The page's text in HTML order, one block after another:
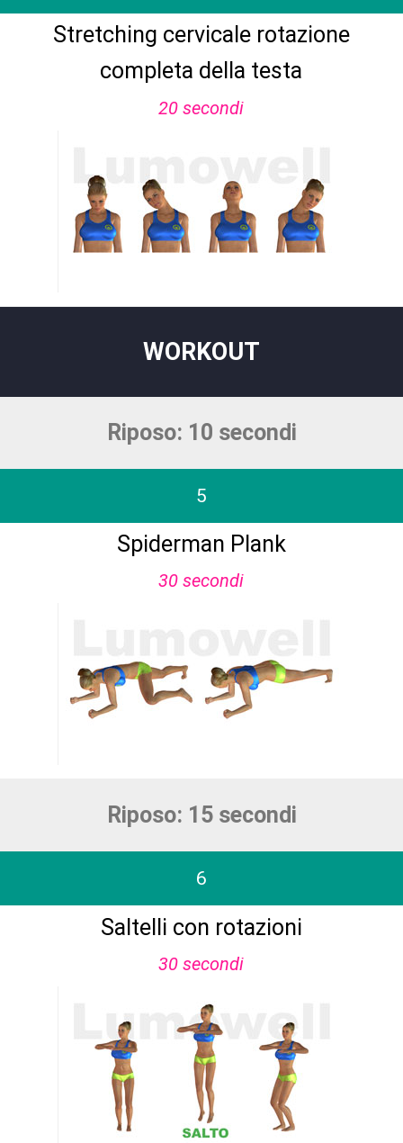
Stretching cervicale rotazione
completa della testa
20 secondi
WORKOUT
Riposo: 10 secondi
5
Spiderman Plank
30 secondi
Riposo: 15 secondi
6
Saltelli con rotazioni
30 secondi